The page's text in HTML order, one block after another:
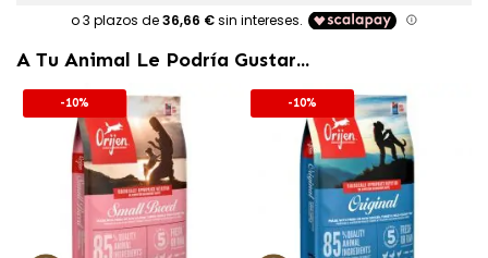
A Tu Animal Le Podría Gustar...
-10% -10%